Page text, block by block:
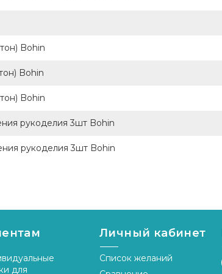
Bohin
Bohin
Bohin
рукоделия 3шт Bohin
рукоделия 3шт Bohin
для
Личный кабинет
Список желаний